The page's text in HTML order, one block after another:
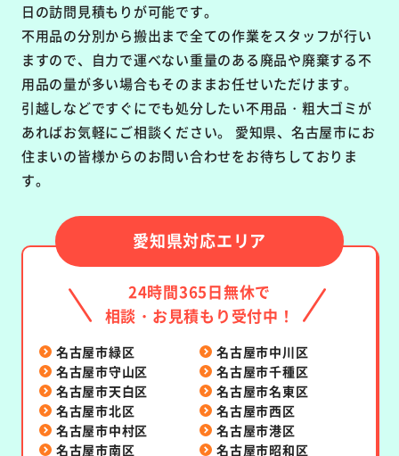
日の訪問見積もりが可能です。
不用品の分別から搬出まで全ての作業をスタッフが行い
ますので、自力で運べない重量のある廃品や廃棄する不
用品の量が多い場合もそのままお任せいただけます。
引越しなどですぐにでも処分したい不用品・粗大ゴミが
あればお気軽にご相談ください。 愛知県、名古屋市にお
住まいの皆様からのお問い合わせをお待ちしておりま
す。
愛知県対応エリア
24時間365日無休で
相談・お見積もり受付中！
名古屋市緑区
名古屋市中川区
名古屋市守山区
名古屋市千種区
名古屋市天白区
名古屋市名東区
名古屋市北区
名古屋市西区
名古屋市中村区
名古屋市港区
名古屋市南区
名古屋市昭和区